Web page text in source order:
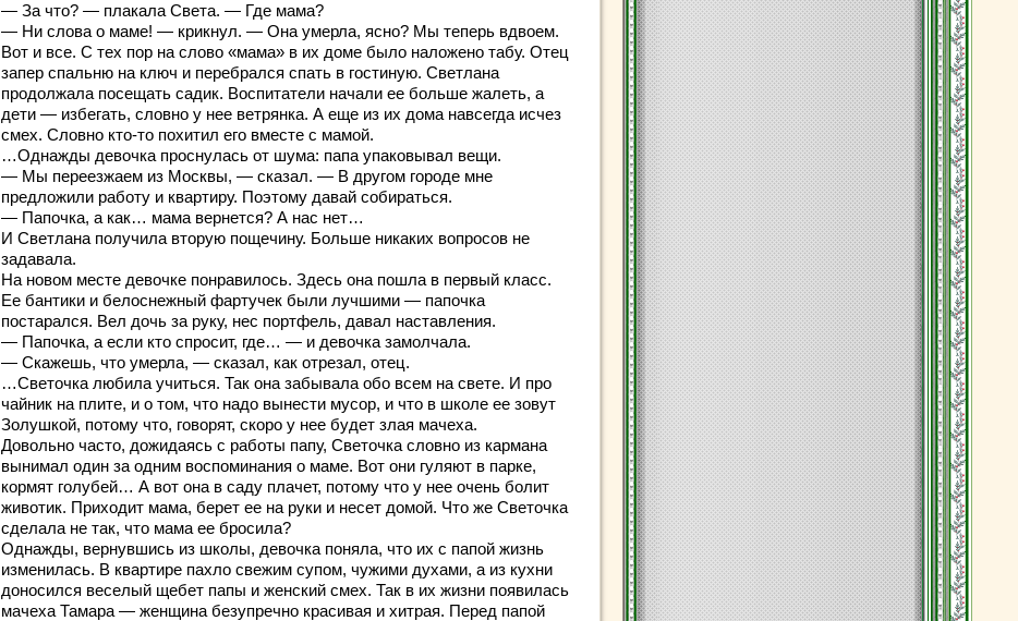
— За что? — плакала Света. — Где мама?
— Ни слова о маме! — крикнул. — Она умерла, ясно? Мы теперь вдвоем.
Вот и все. С тех пор на слово «мама» в их доме было наложено табу. Отец
запер спальню на ключ и перебрался спать в гостиную. Светлана
продолжала посещать садик. Воспитатели начали ее больше жалеть, а
дети — избегать, словно у нее ветрянка. А еще из их дома навсегда исчез
смех. Словно кто-то похитил его вместе с мамой.
…Однажды девочка проснулась от шума: папа упаковывал вещи.
— Мы переезжаем из Москвы, — сказал. — В другом городе мне
предложили работу и квартиру. Поэтому давай собираться.
— Папочка, а как… мама вернется? А нас нет…
И Светлана получила вторую пощечину. Больше никаких вопросов не
задавала.
На новом месте девочке понравилось. Здесь она пошла в первый класс.
Ее бантики и белоснежный фартучек были лучшими — папочка
постарался. Вел дочь за руку, нес портфель, давал наставления.
— Папочка, а если кто спросит, где… — и девочка замолчала.
— Скажешь, что умерла, — сказал, как отрезал, отец.
…Светочка любила учиться. Так она забывала обо всем на свете. И про
чайник на плите, и о том, что надо вынести мусор, и что в школе ее зовут
Золушкой, потому что, говорят, скоро у нее будет злая мачеха.
Довольно часто, дожидаясь с работы папу, Светочка словно из кармана
вынимал один за одним воспоминания о маме. Вот они гуляют в парке,
кормят голубей… А вот она в саду плачет, потому что у нее очень болит
животик. Приходит мама, берет ее на руки и несет домой. Что же Светочка
сделала не так, что мама ее бросила?
Однажды, вернувшись из школы, девочка поняла, что их с папой жизнь
изменилась. В квартире пахло свежим супом, чужими духами, а из кухни
доносился веселый щебет папы и женский смех. Так в их жизни появилась
мачеха Тамара — женщина безупречно красивая и хитрая. Перед папой